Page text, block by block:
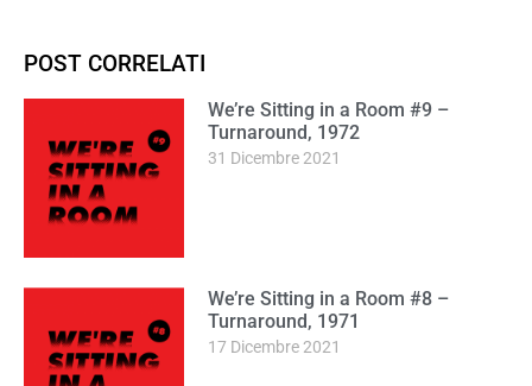
POST CORRELATI
We’re Sitting in a Room #9 –
Turnaround, 1972
31 Dicembre 2021
We’re Sitting in a Room #8 –
Turnaround, 1971
17 Dicembre 2021